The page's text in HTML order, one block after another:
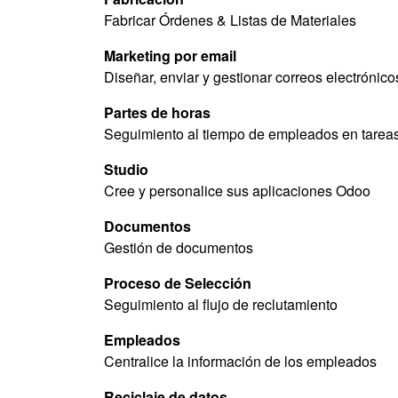
Fabricar Órdenes & Listas de Materiales
Marketing por email
Diseñar, enviar y gestionar correos
Partes de horas
Seguimiento al tiempo de empleados en
Studio
Cree y personalice sus aplicaciones Odoo
Documentos
Gestión de documentos
Proceso de Selección
Seguimiento al flujo de reclutamiento
Empleados
Centralice la información de los empleados